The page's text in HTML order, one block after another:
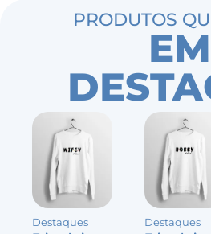
PRODUTOS
EM
Destaques Destaques